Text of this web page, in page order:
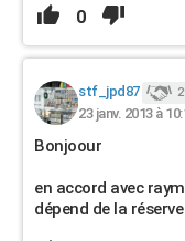
0
stf_jpd87
23 janv. 2013 à
Bonjoour
en accord avec
dépend de la